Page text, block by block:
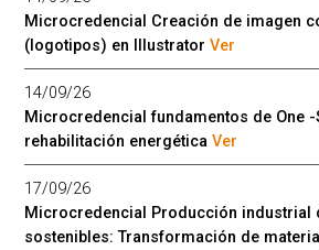
Microcredencial Creación de imagen
(logotipos) en IllustratorVer
14/09/26
Microcredencial fundamentos de One
rehabilitación energéticaVer
17/09/26
Microcredencial Producción industrial
sostenibles: Transformación de